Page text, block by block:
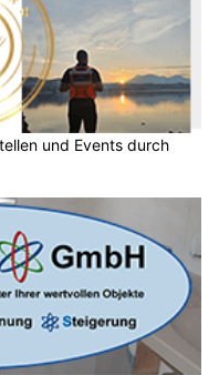
und Events durch